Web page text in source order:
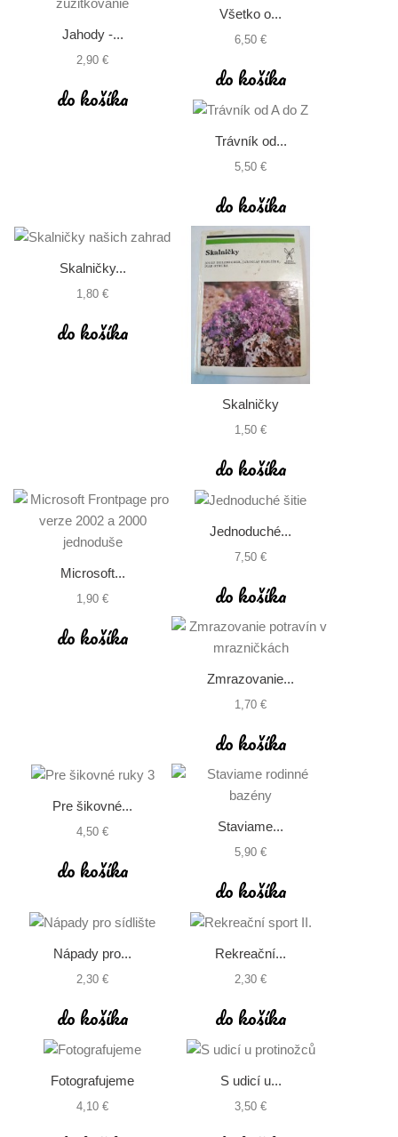
Jahody -...
2,90 €
do košíka
Všetko o...
6,50 €
do košíka
Trávník od...
5,50 €
do košíka
Skalničky...
1,80 €
do košíka
Skalničky
1,50 €
do košíka
Microsoft...
1,90 €
do košíka
Jednoduché...
7,50 €
do košíka
Zmrazovanie...
1,70 €
do košíka
Pre šikovné...
4,50 €
do košíka
Staviame...
5,90 €
do košíka
Nápady pro...
2,30 €
do košíka
Rekreační...
2,30 €
do košíka
Fotografujeme
4,10 €
S udicí u...
3,50 €